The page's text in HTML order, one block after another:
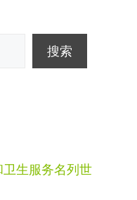
搜索
生服务名列世